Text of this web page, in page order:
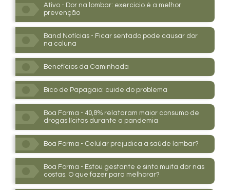
Ativo - Dor na lombar: exercício é a melhor
prevenção
Band Notícias - Ficar sentado pode causar dor
na coluna
Benefícios da Caminhada
Bico de Papagaio: cuide do problema
Boa Forma - 40,8% relataram maior consumo de
drogas lícitas durante a pandemia
Boa Forma - Celular prejudica a saúde lombar?
Boa Forma - Estou gestante e sinto muita dor nas
costas. O que fazer para melhorar?